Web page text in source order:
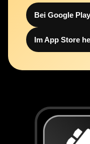
Bei Google
Im App Store